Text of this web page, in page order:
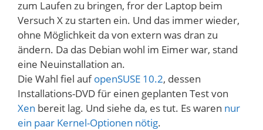
zum Laufen zu bringen, fror der Laptop beim
Versuch X zu starten ein. Und das immer wieder,
ohne Möglichkeit da von extern was dran zu
ändern. Da das Debian wohl im Eimer war, stand
eine Neuinstallation an.
Die Wahl fiel aufopenSUSE 10.2, dessen
Installations-DVD für einen geplanten Test von
Xen bereit lag. Und siehe da, es tut. Es waren nur
ein paar Kernel-Optionen nötig.